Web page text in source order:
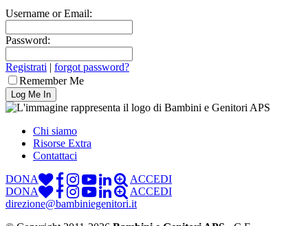
Username or Email:
Password:
Registrati | forgot password?
Remember Me
Chi siamo
Risorse Extra
Contattaci
DONA
ACCEDI
DONA
ACCEDI
direzione@bambiniegenitori.it